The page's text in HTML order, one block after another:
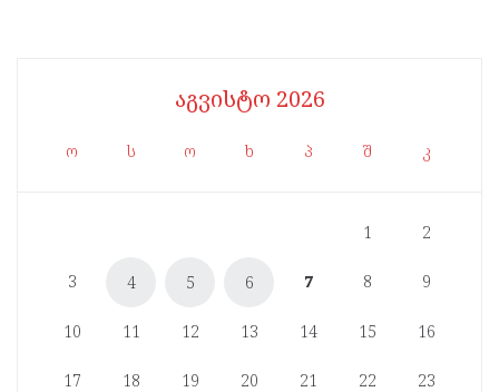
აგვისტო 2026
ო ს ო ხ პ შ კ
1 2
3 4 5 6 7 8 9
10 11 12 13 14 15 16
17 18 19 20 21 22 23